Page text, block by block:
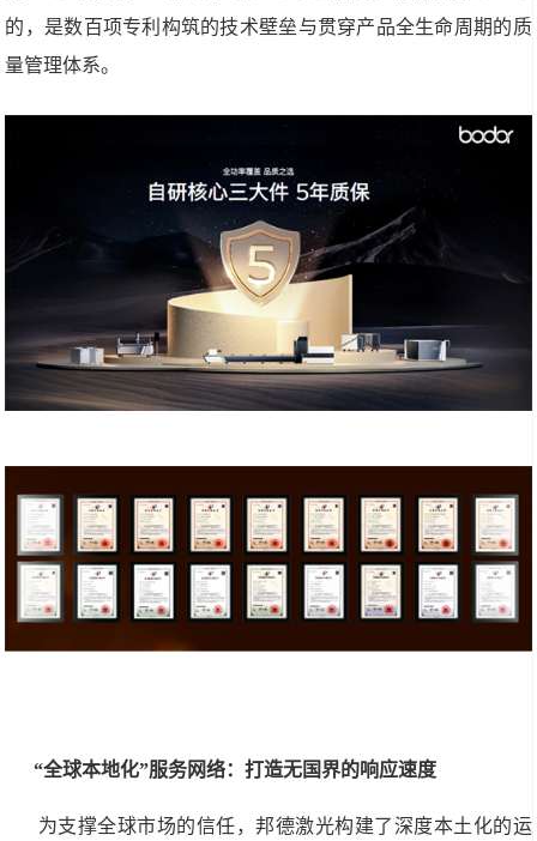
的，是数百项专利构筑的技术壁垒与贯穿产品全生命周期的质
量管理体系。
“全球本地化”服务网络：打造无国界的响应速度
为支撑全球市场的信任，邦德激光构建了深度本土化的运